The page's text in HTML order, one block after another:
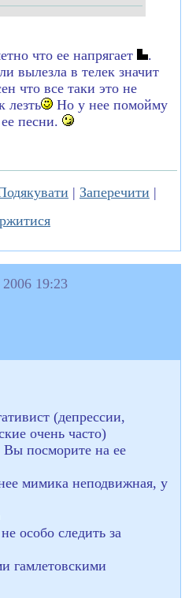
что ее напрягает
.
вылезла в телек значит
что все таки это не
лезть
Но у нее помойму
песни.
| Заперечити |
19:23
(депрессии,
очень часто)
посморите на ее
мимика неподвижная, у
особо следить за
гамлетовскими